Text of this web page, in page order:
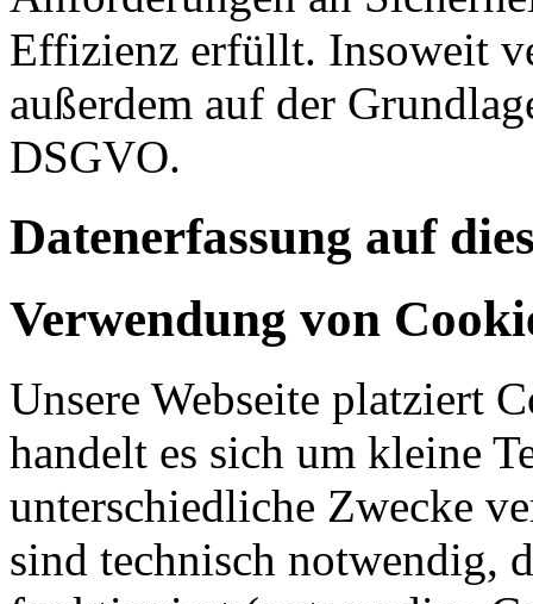
Effizienz erfüllt. Insoweit
außerdem auf der
DSGVO.
Datenerfassung auf
Verwendung von
Unsere Webseite platziert
handelt es sich um kleine
unterschiedliche Zwecke
sind technisch notwendig,